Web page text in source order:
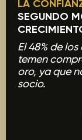
LA
SEGUNDO
El 48% de
temen
oro, ya que
socio.